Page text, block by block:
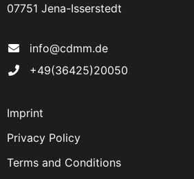
07751 Jena-Isserstedt
info@cdmm.de
+49(36425)20050
Imprint
Privacy Policy
Terms and Conditions